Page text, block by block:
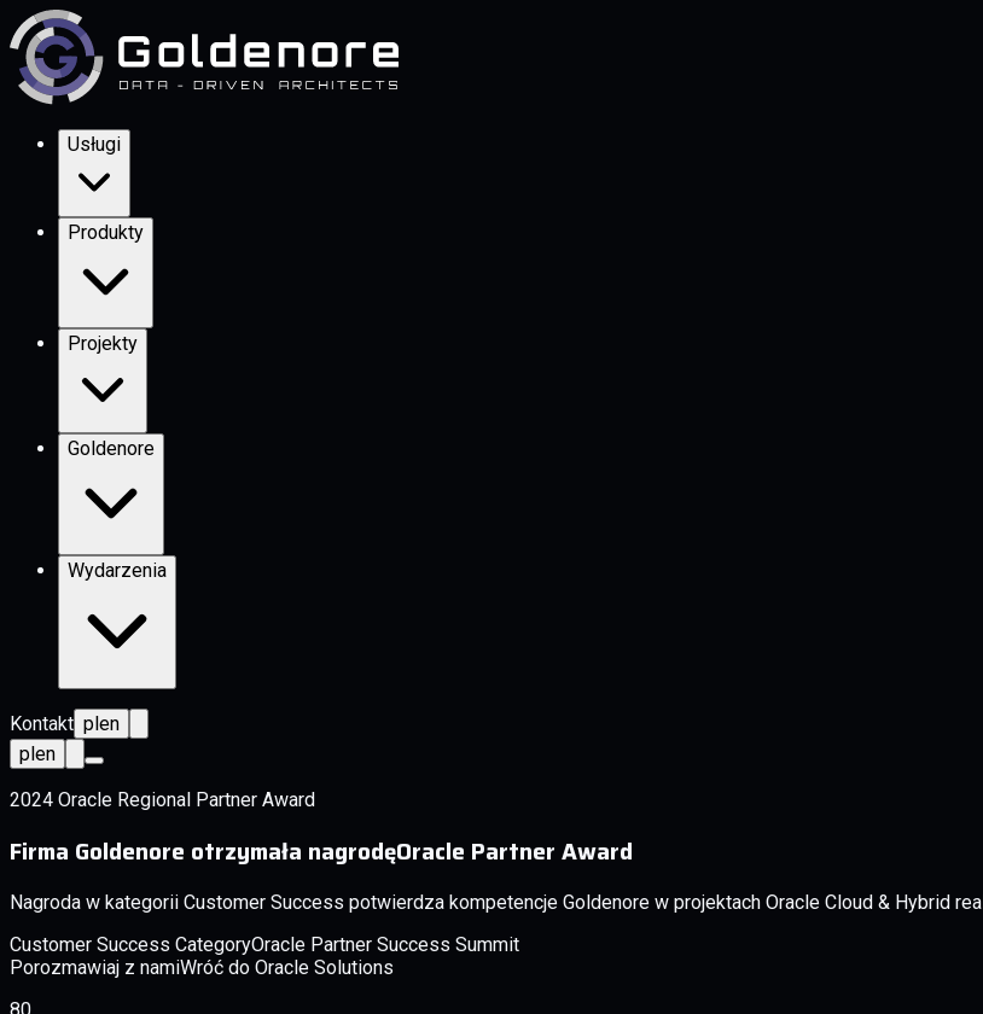
Usługi
Produkty
Projekty
Goldenore
Wydarzenia
Kontakt plen
plen
2024 Oracle Regional Partner Award
Firma Goldenore otrzymała nagrodęOracle Partner Award
Nagroda w kategorii Customer Success potwierdza kompetencje Goldenore w projektach Oracle Cloud & Hybrid
Customer Success CategoryOracle Partner Success Summit
Porozmawiaj z namiWróć do Oracle Solutions